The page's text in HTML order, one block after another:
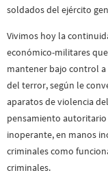
soldados del ejército
Vivimos hoy la
económico-militares
mantener bajo control a
del terror, según le
aparatos de violencia
pensamiento
inoperante, en manos
criminales como
criminales.